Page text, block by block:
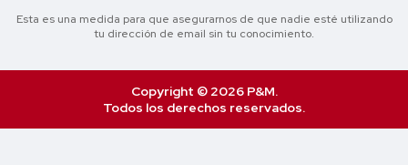
Esta es una medida para que asegurarnos de que nadie esté utilizando
tu dirección de email sin tu conocimiento.
Copyright © 2026 P&M.
Todos los derechos reservados.